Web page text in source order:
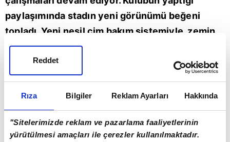
Rıza Bilgiler Reklam Ayarları Hakkında
"Sitelerimizde reklam ve pazarlama faaliyetlerinin
yürütülmesi amaçları ile çerezler kullanılmaktadır.
Reddet
paylaşımında stadın yeni görünümü beğeni
topladı. Yeni nesil çim bakım sistemiyle, zemin
paçralanacak ve 35 metre derinlikteki bir
depoda saklanabilecek. Çalışmaları bittikten
sonra Santiago Bernabeu, tenis ve basketbol
maçlarına, konserlere, fuarlara ve birçok farklı
etkinliğe de ev sahipliği yapabilecek. Toplam
maliyet ise yaklaşık 800 milyon euroya
ulaşacak.